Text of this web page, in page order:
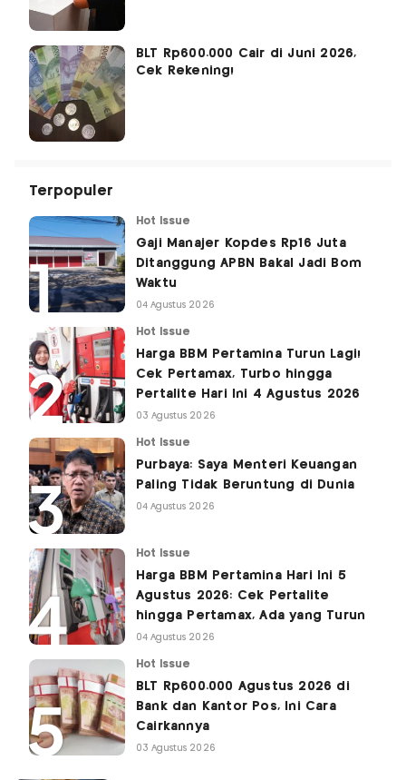
BLT Rp600.000 Cair di Juni 2026,
Cek Rekening!
Terpopuler
Hot Issue
Gaji Manajer Kopdes Rp16 Juta
Ditanggung APBN Bakal Jadi Bom
Waktu
04 Agustus 2026
Hot Issue
Harga BBM Pertamina Turun Lagi!
Cek Pertamax, Turbo hingga
Pertalite Hari Ini 4 Agustus 2026
03 Agustus 2026
Hot Issue
Purbaya: Saya Menteri Keuangan
Paling Tidak Beruntung di Dunia
04 Agustus 2026
Hot Issue
Harga BBM Pertamina Hari Ini 5
Agustus 2026: Cek Pertalite
hingga Pertamax, Ada yang Turun
04 Agustus 2026
Hot Issue
BLT Rp600.000 Agustus 2026 di
Bank dan Kantor Pos, Ini Cara
Cairkannya
03 Agustus 2026